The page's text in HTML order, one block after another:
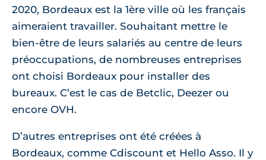
2020, Bordeaux est la 1ère ville où les français
aimeraient travailler. Souhaitant mettre le
bien-être de leurs salariés au centre de leurs
préoccupations, de nombreuses entreprises
ont choisi Bordeaux pour installer des
bureaux. C’est le cas de Betclic, Deezer ou
encore OVH.
D’autres entreprises ont été créées à
Bordeaux, comme Cdiscount et Hello Asso. Il y